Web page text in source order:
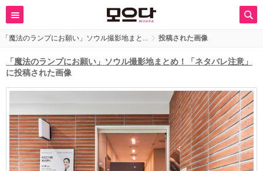
「魔法のランプにお願い」ソウル撮影地まと… 投稿された画像
「魔法のランプにお願い」ソウル撮影地まとめ！「ネタバレ注意」
に投稿された画像